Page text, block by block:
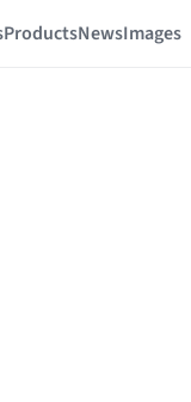
ProductsNewsImages